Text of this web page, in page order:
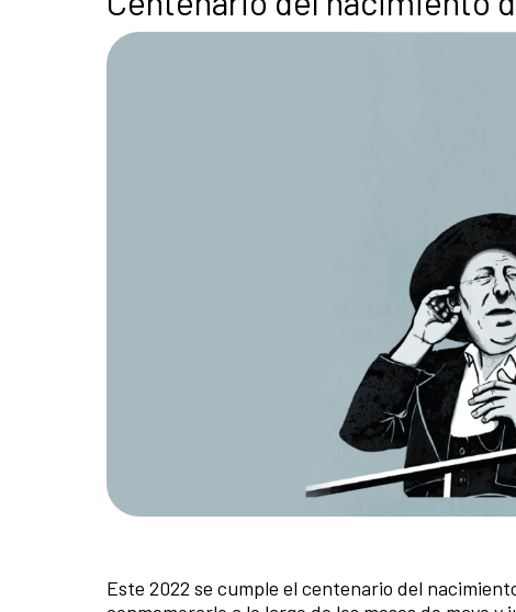
Este 2022 se cumple el centenario del